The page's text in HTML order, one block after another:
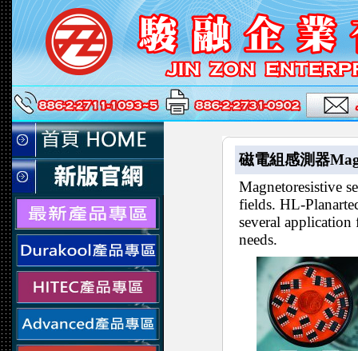
磁電組感測器
Magnetoresistive
fields. HL-
several
needs.